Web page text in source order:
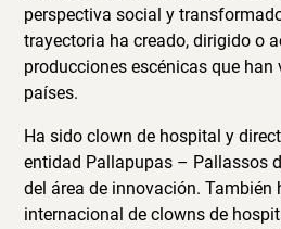
perspectiva social y
trayectoria ha creado, dirigido o
producciones escénicas que han
países.
Ha sido clown de hospital y
entidad Pallapupas – Pallassos
del área de innovación.
internacional de clowns de